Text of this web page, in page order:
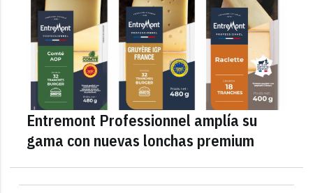
Entremont Professionnel amplía su
gama con nuevas lonchas premium